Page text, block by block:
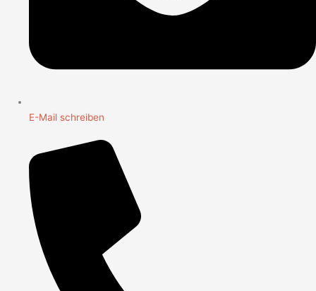
E-Mail schreiben